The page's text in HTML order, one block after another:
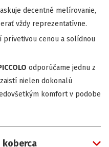
decentné melírovanie,
vždy reprezentatívne.
prívetivou cenou a solídnou
odporúčame jednu z
nielen dokonalú
komfort v podobe
koberca